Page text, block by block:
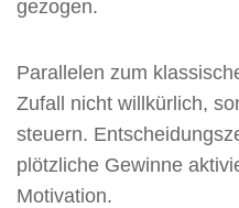
gezogen.
Parallelen zum
Zufall nicht willkürlich,
steuern.
plötzliche Gewinne
Motivation.